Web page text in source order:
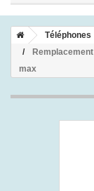
Téléphones
max